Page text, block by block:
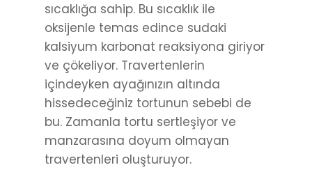
sıcaklığa sahip. Bu sıcaklık ile
oksijenle temas edince sudaki
kalsiyum karbonat reaksiyona giriyor
ve çökeliyor. Travertenlerin
içindeyken ayağınızın altında
hissedeceğiniz tortunun sebebi de
bu. Zamanla tortu sertleşiyor ve
manzarasına doyum olmayan
travertenleri oluşturuyor.